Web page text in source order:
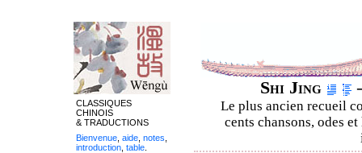
Shi Jing
Le plus ancien recueil
cents chansons, odes
CLASSIQUES
CHINOIS
& TRADUCTIONS
Bienvenue aide notes
introduction table